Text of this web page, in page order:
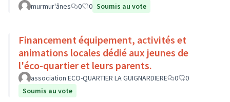
murmur'ânes 0 0 Soumis au vote
Financement équipement, activités et
animations locales dédié aux jeunes de
l'éco-quartier et leurs parents.
association ECO-QUARTIER LA GUIGNARDIERE 0
0
Soumis au vote